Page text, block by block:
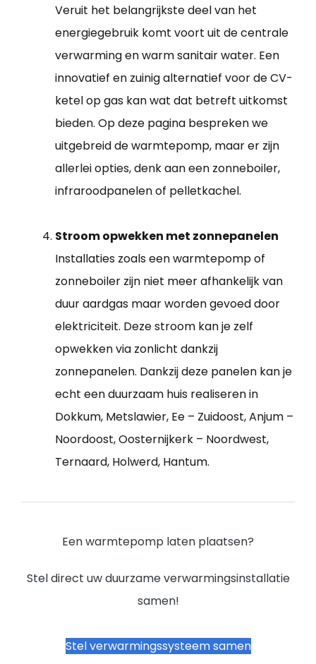
Veruit het belangrijkste deel van het
energiegebruik komt voort uit de centrale
verwarming en warm sanitair water. Een
innovatief en zuinig alternatief voor de CV-
ketel op gas kan wat dat betreft uitkomst
bieden. Op deze pagina bespreken we
uitgebreid de warmtepomp, maar er zijn
allerlei opties, denk aan een zonneboiler,
infraroodpanelen of pelletkachel.
Stroom opwekken met zonnepanelen
Installaties zoals een warmtepomp of
zonneboiler zijn niet meer afhankelijk van
duur aardgas maar worden gevoed door
elektriciteit. Deze stroom kan je zelf
opwekken via zonlicht dankzij
zonnepanelen. Dankzij deze panelen kan je
echt een duurzaam huis realiseren in
Dokkum, Metslawier, Ee – Zuidoost, Anjum –
Noordoost, Oosternijkerk – Noordwest,
Ternaard, Holwerd, Hantum.
Een warmtepomp laten plaatsen?
Stel direct uw duurzame verwarmingsinstallatie
samen!
Stel verwarmingssysteem samen